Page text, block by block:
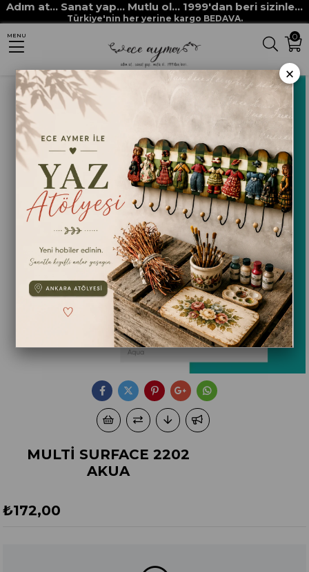
Adım at... Sanat yap... Mutlu ol... 1999'dan beri sizinle...
Türkiye'nin her yerine kargo BEDAVA.
0
MENU
Anasayfa HOBİ BOYALARI MULTİ SURFACE her yüzey boyaları
MULTİ SURFACE 2202 AKUA
MULTİ SURFACE 2202
AKUA
₺172,00
×